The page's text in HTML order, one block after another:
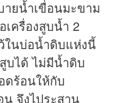
ายน้ำเขื่อนมะขาม
ครื่องสูบน้ำ 2
ในบ่อน้ำดิบแห่งนี้
บได้ ไม่มีน้ำดิบ
ดร้อนให้กับ
น จึงไประสาน